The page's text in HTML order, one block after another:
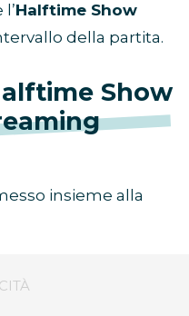
Halftime Show
della partita.
Show
insieme alla